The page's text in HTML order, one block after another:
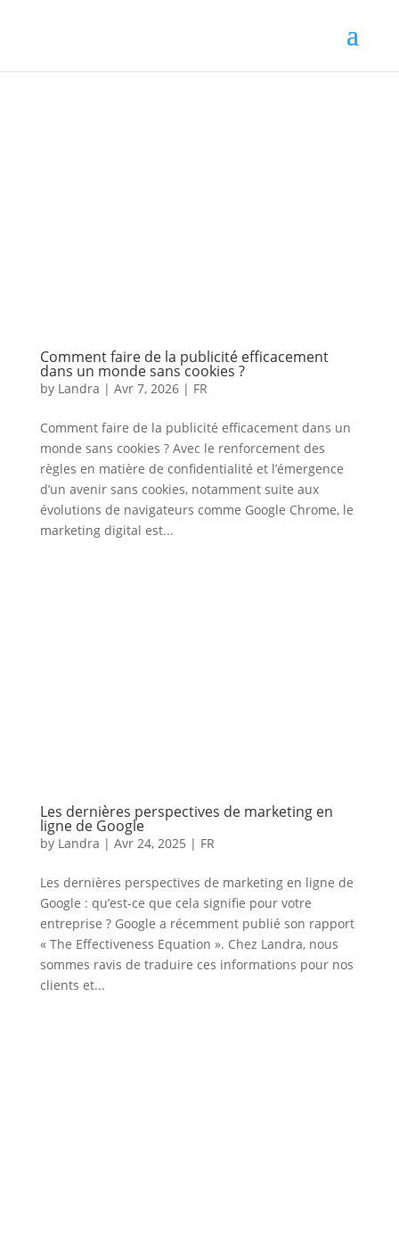
Comment faire de la publicité efficacement
dans un monde sans cookies ?
by Landra | Avr 7, 2026| FR
Comment faire de la publicité efficacement dans un
monde sans cookies ? Avec le renforcement des
règles en matière de confidentialité et l’émergence
d’un avenir sans cookies, notamment suite aux
évolutions de navigateurs comme Google Chrome, le
marketing digital est...
Les dernières perspectives de marketing en
ligne de Google
by Landra | Avr 24, 2025 | FR
Les dernières perspectives de marketing en ligne de
Google : qu’est-ce que cela signifie pour votre
entreprise ? Google a récemment publié son rapport
« The Effectiveness Equation ». Chez Landra, nous
sommes ravis de traduire ces informations pour nos
clients et...